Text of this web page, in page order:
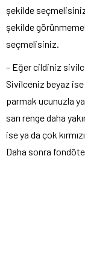
şekilde
şekilde
seçmelisiniz.
– Eğer cildiniz
Sivilceniz beyaz
parmak ucunuzla
sarı renge daha
ise ya da çok
Daha sonra